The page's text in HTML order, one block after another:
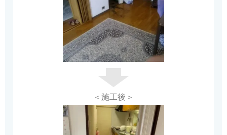
＜施工後＞